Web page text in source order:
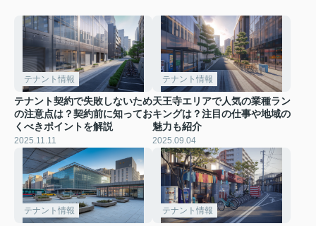
テナント情報
テナント契約で失敗しないため
の注意点は？契約前に知ってお
くべきポイントを解説
2025.11.11
テナント情報
天王寺エリアで人気の業種ラン
キングは？注目の仕事や地域の
魅力も紹介
2025.09.04
テナント情報 テナント情報